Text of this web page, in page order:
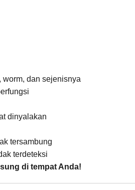
worm, dan sejenisnya
dinyalakan
tersambung
terdeteksi
di tempat Anda!